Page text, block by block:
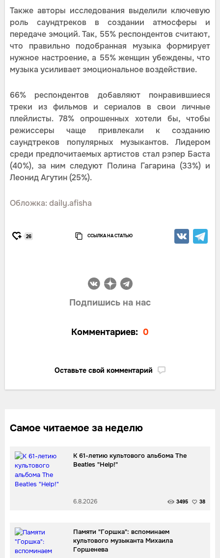
Также авторы исследования выделили ключевую
роль саундтреков в создании атмосферы и
передаче эмоций. Так, 55% респондентов считают,
что правильно подобранная музыка формирует
нужное настроение, а 55% женщин убеждены, что
музыка усиливает эмоциональное воздействие.
66% респондентов добавляют понравившиеся
треки из фильмов и сериалов в свои личные
плейлисты. 78% опрошенных хотели бы, чтобы
режиссеры чаще привлекали к созданию
саундтреков популярных музыкантов. Лидером
среди предпочитаемых артистов стал рэпер Баста
(40%), за ним следуют Полина Гагарина (33%) и
Леонид Агутин (25%).
Обложка: daily.afisha
26 ССЫЛКА НА СТАТЬЮ
Подпишись на нас
Комментариев: 0
Оставьте свой комментарий
Самое читаемое за неделю
К 61-летию культового альбома The
Beatles "Help!"
6.8.2026 3495 38
Памяти "Горшка": вспоминаем
культового музыканта Михаила
Горшенева